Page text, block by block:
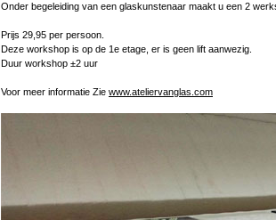
Onder begeleiding van een glaskunstenaar maakt u een 2
Prijs 29,95 per persoon.
Deze workshop is op de 1e etage, er is geen lift aanwezig.
Duur workshop ±2 uur
Voor meer informatie Zie www.ateliervanglas.com